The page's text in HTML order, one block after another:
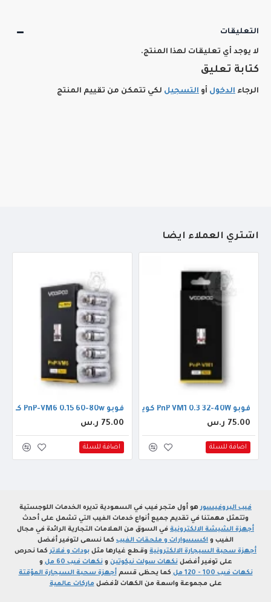
التعليقات
لا يوجد أي تعليقات لهذا المنتج.
كتابة تعليق
الرجاء الدخول أو التسجيل لكي تتمكن من تقييم المنتج
أشتري العملاء أيضاً
60مل 3ملجم
فوبو PnP VM1 0.3 32-40W كويل
75.00 ر.س
اضافة للسلة
فوبو PnP-VM6 0.15 60-80w كويل
75.00 ر.س
اضافة للسلة
فيب البروفيسورهو أول متجر فيب في السعودية تديره الخدمات اللوجستية
وتتمثل مهمتنا في تقديم جميع أنواع خدمات الفيب التي تشمل على أحدث
أجهزة الشيشة الالكترونية في السوق من العلامات التجارية الرائدة في مجال
الفيب و اكسسوارات و ملحقات الفيب كما نسعى لتوفير أفضل
أجهزة سحبة السيجارة الالكترونية وقطع غيارها مثل بودات و فلاتركما نحرص
على توفير أفضلنكهات سولت نيكوتين ونكهات فيب 60 مل
و
نكهات فيب 100 - 120 مل
كما يحظى قسمأجهزة سحبة السيجارة المؤقتة
على مجموعة واسعة من الكهات لأفضل ماركات عالمية